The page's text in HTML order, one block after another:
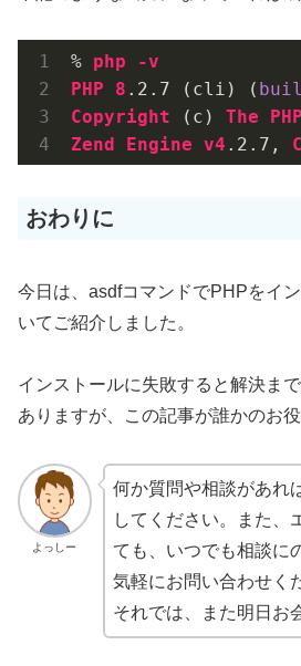
% php
-v
PHP
8 .2 .7 (cli) (
Copyright (c) The PHP
Zend
Engine v4 .2 .7 ,
おわりに
今日は、asdfコマンドでPHPをイ
いてご紹介しました。
インストールに失敗すると解決ま
ありますが、この記事が誰かのお
よっしー
何か質問や相談があれ
してください。また、
ても、いつでも相談に
気軽にお問い合わせく
それでは、また明日お